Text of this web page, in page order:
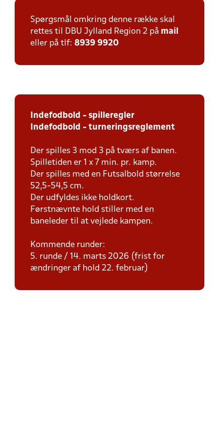
Spørgsmål omkring denne række skal
rettes til DBU Jylland Region 2 på mail
eller på tlf: 8939 9920
Indefodbold - spilleregler
Indefodbold - turneringsreglement
Der spilles 3 mod 3 på tværs af banen.
Spilletiden er 1 x 7 min. pr. kamp.
Der spilles med en Futsalbold størrelse
52,5-54,5 cm.
Der udfyldes ikke holdkort.
Førstnævnte hold stiller med en
baneleder til at vejlede kampen.
Kommende runder:
5. runde / 14. marts 2026 (frist for
ændringer af hold 22. februar)